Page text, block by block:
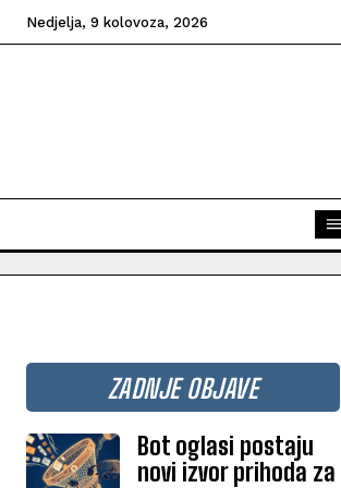
Nedjelja, 9 kolovoza, 2026
ZADNJE OBJAVE
Bot oglasi postaju
novi izvor prihoda za